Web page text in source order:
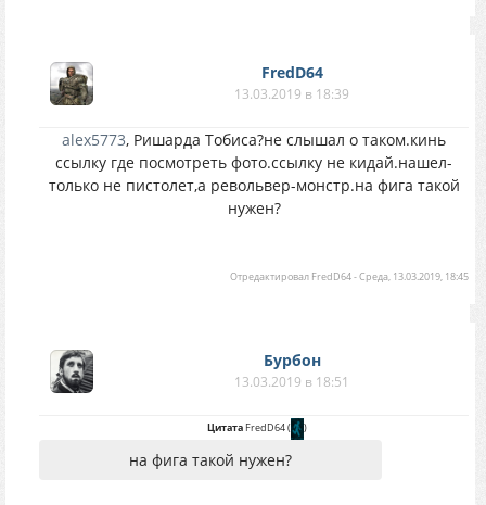
FredD64
13.03.2019 в 18:39
alex5773, Ришарда Тобиса?не слышал о таком.кинь
ссылку где посмотреть фото.ссылку не кидай.нашел-
только не пистолет,а револьвер-монстр.на фига такой
нужен?
Отредактировал FredD64-Среда, 13.03.2019, 18:45
Бурбон
13.03.2019 в 18:51
ЦитатаFredD64( )
на фига такой нужен?